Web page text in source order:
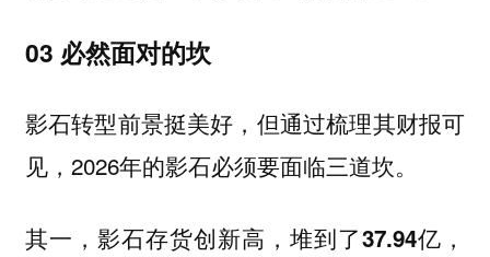
03 必然面对的坎
影石转型前景挺美好，但通过梳理其财报可
见，2026年的影石必须要面临三道坎。
其一，影石存货创新高，堆到了37.94亿，